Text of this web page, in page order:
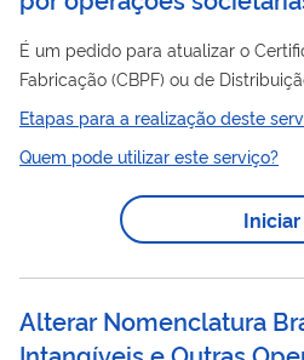
É um pedido para atualizar o
Fabricação (CBPF) ou de
(CBPDA) de empresas que
societárias ou comerciais de
incorporação) no Brasil ou exterior.
deve solicitar a atualização dos dados. Esse serviço
pedidos que estejam...
Etapas para a realização deste
Quem pode utilizar este serviço?
Iniciar
Alterar Nomenclatura